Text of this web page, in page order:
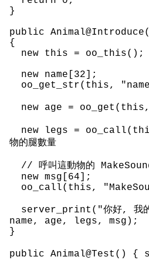
}
public
{
new this = oo_this();
new name[32];
oo_get_str(this,
new age = oo_get(this,
new legs =
物的腿數量
// 呼叫這動物的
new msg[64];
oo_call(this,
server_print("你好, 我的
name, age, legs, msg);
}
public Animal@Test() {